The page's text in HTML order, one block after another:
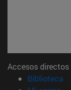
Accesos directos
Biblioteca